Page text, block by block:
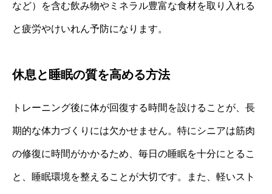
など）を含む飲み物やミネラル豊富な食材を取り入れる
と疲労やけいれん予防になります。
休息と睡眠の質を高める方法
トレーニング後に体が回復する時間を設けることが、長
期的な体力づくりには欠かせません。特にシニアは筋肉
の修復に時間がかかるため、毎日の睡眠を十分にとるこ
と、睡眠環境を整えることが大切です。また、軽いスト